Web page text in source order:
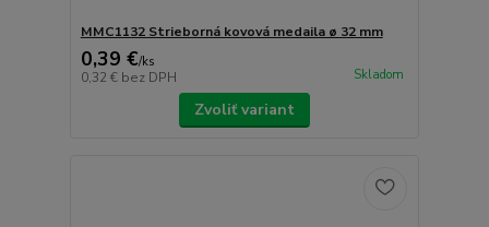
MMC1132 Strieborná kovová medaila ø 32 mm
0,39 €/ks
0,32 € bez DPH Skladom
Zvoliť variant